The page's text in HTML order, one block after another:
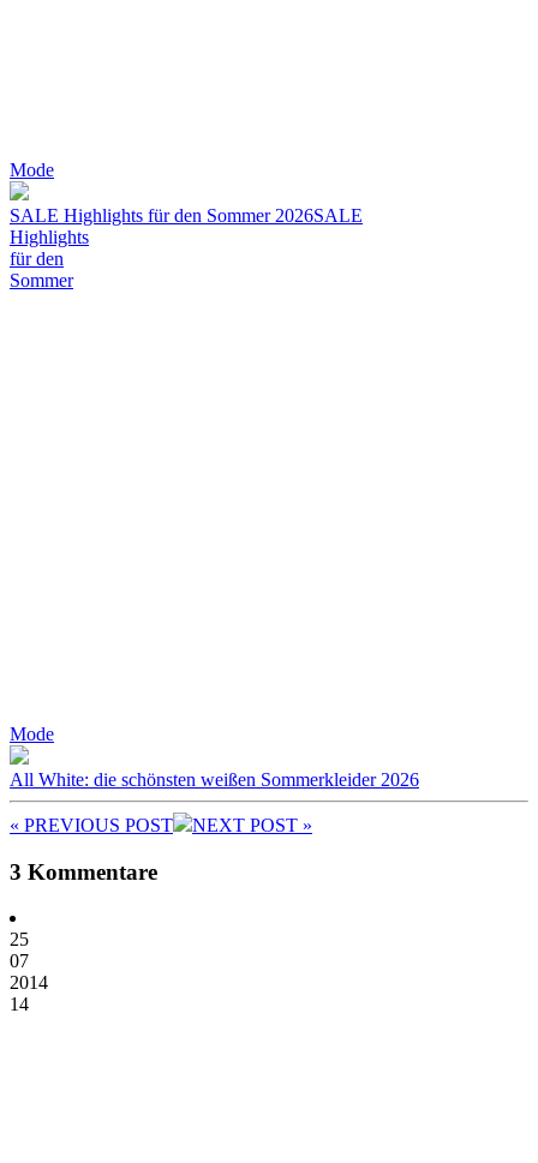
Mode
SALE Highlights für den Sommer 2026SALE
Highlights
für den
Sommer
Mode
All White: die schönsten weißen Sommerkleider 2026
« PREVIOUS POST NEXT POST »
3 Kommentare
25
07
2014
14